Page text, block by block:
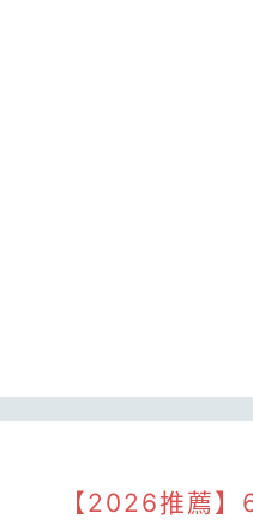
【2026推薦